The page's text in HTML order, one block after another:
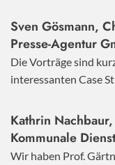
Sven Gösmann,
Presse-Agentur
Die Vorträge sind
interessanten Case
Kathrin
Kommunale
Wir haben Prof.